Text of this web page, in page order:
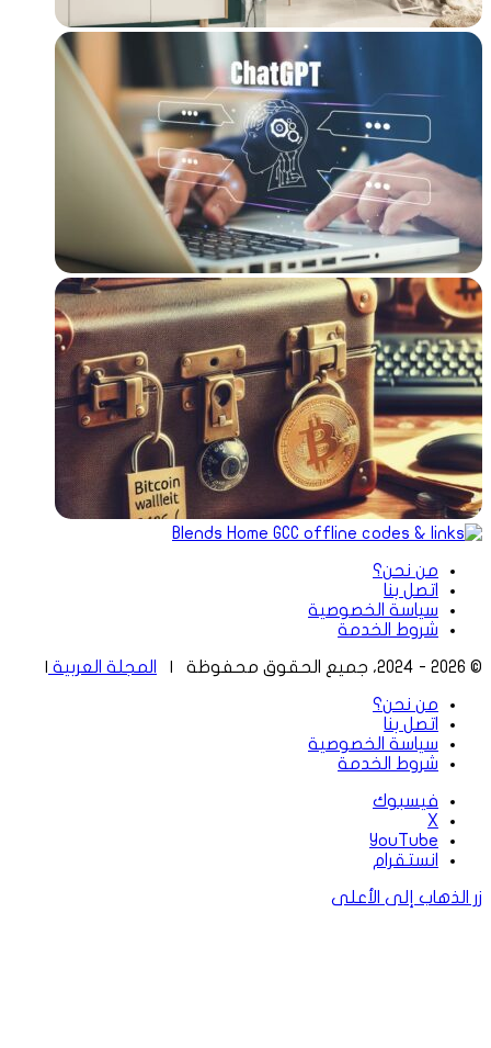
من نحن؟
اتصل بنا
سياسة الخصوصية
شروط الخدمة
© 2026 - 2024، جميع الحقوق محفوظة | المجلة العربية
من نحن؟
اتصل بنا
سياسة الخصوصية
شروط الخدمة
فيسبوك
‫X
‫YouTube
انستقرام
زر الذهاب إلى الأعلى